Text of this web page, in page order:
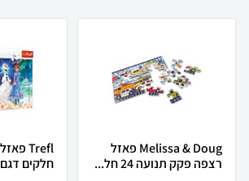
Melissa & Doug פאזל
רצפה פקק תנועה 24 חל...
חלקים דגם Olaf's Froz...